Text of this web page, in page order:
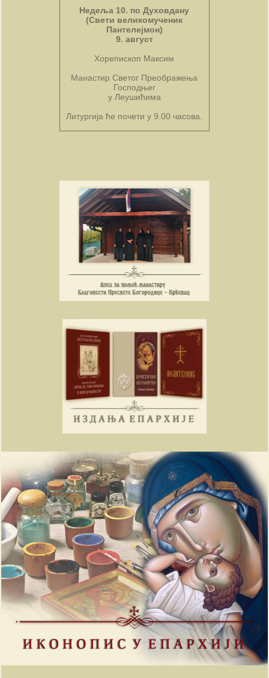
Недеља 10. по Духовдану
(Свети великомученик
Пантелејмон)
9. август
Хорепископ Максим
Манастир Светог Преображења
Господњег
у Леушићима
Литургија ће почети у 9.00 часова.